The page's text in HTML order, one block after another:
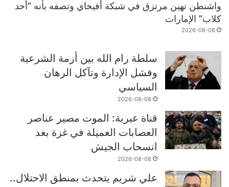
واشنطن تهين مرتزق في شبكة أفيخاي وتصفه بأنه “أحد
كلاب” الإمارات
2026-08-08
سلطة رام الله بين أزمة الشرعية
وفشل الإدارة وتآكل الرهان
السياسي
2026-08-08
قناة عبرية: الموت مصير عناصر
العصابات العميلة في غزة بعد
انسحاب الجيش
2026-08-08
علي شريم يتحدث بمنطق الاحتلال..